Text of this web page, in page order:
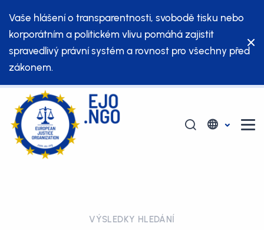
Vaše hlášení o transparentnosti, svobodě tisku nebo
korporátním a politickém vlivu pomáhá zajistit
spravedlivý právní systém a rovnost pro všechny před
zákonem.
VÝSLEDKY HLEDÁNÍ